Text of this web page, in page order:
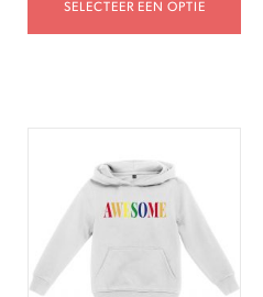
SELECTEER EEN OPTIE
meerdere
variaties.
Deze
optie